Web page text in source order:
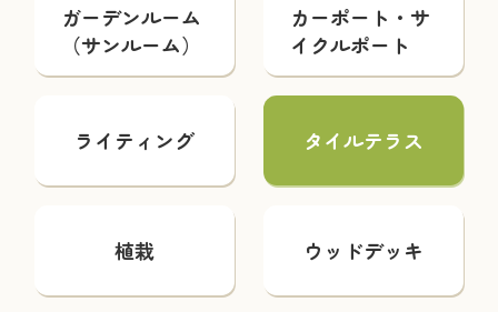
ガーデンルーム
（サンルーム）
カーポート・サ
イクルポート
ライティング タイルテラス
植栽 ウッドデッキ